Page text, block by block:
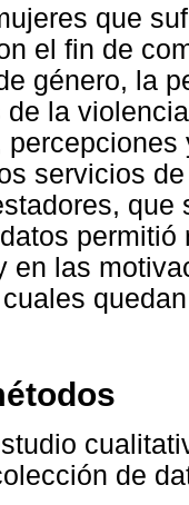
que
el fin de
género, la
la
servicios
en las
de